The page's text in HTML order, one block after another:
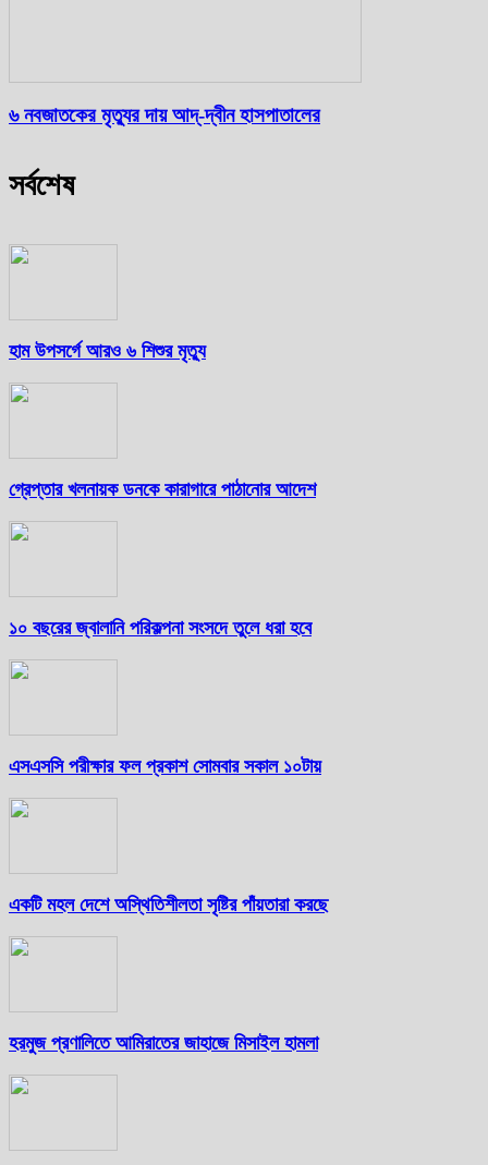
৬ নবজাতকের মৃত্যুর দায় আদ্-দ্বীন হাসপাতালের
সর্বশেষ
হাম উপসর্গে আরও ৬ শিশুর মৃত্যু
গ্রেপ্তার খলনায়ক ডনকে কারাগারে পাঠানোর আদেশ
১০ বছরের জ্বালানি পরিকল্পনা সংসদে তুলে ধরা হবে
এসএসসি পরীক্ষার ফল প্রকাশ সোমবার সকাল ১০টায়
একটি মহল দেশে অস্থিতিশীলতা সৃষ্টির পাঁয়তারা করছে
হরমুজ প্রণালিতে আমিরাতের জাহাজে মিসাইল হামলা